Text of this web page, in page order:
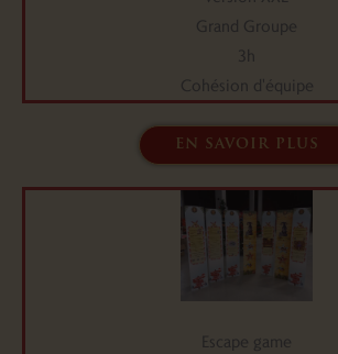
Grand Groupe
3h
Cohésion d'équipe
en savoir plus
Escape game